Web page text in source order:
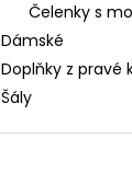
Čelenky s
Dámské
Doplňky z pravé
Šály